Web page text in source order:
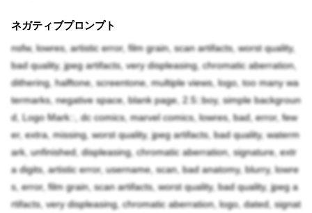
ネガティブプロンプト
nsfw, lowres, artistic error, film grain, scan artifacts, worst quality,
bad quality, jpeg artifacts, very displeasing, chromatic aberration,
dithering, halftone, screentone, multiple views, logo, too many wa
termarks, negative space, blank page, 2.5::boy, simple backgroun
d, Logo Mark::, dc comics, marvel comics, lowres, bad, error, few
er, extra, missing, worst quality, jpeg artifacts, bad quality, waterm
ark, unfinished, displeasing, chromatic aberration, signature, extr
a digits, artistic error, username, scan, bad anatomy, blurry, lowre
s, error, film grain, scan artifacts, worst quality, bad quality, jpeg a
rtifacts, very displeasing, chromatic aberration, logo, dated, signat